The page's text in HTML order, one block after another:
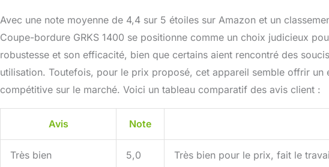
Avec une note moyenne de 4,4 sur 5 étoiles sur Amazon et un
Coupe-bordure GRKS 1400 se positionne comme un choix judicieux
robustesse et son efficacité, bien que certains aient rencontré des
utilisation. Toutefois, pour le prix proposé, cet appareil semble offrir
compétitive sur le marché. Voici un tableau comparatif des avis client :
Avis Note
Très bien 5,0 Très bien pour le prix, fait le